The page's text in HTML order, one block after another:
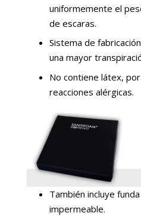
uniformemente el
de escaras.
Sistema de
una mayor
No contiene látex,
reacciones alérgicas.
También incluye
impermeable.